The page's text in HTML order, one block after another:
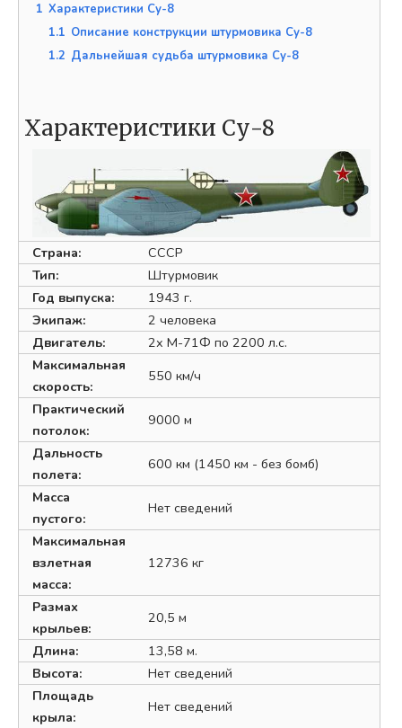
1 Характеристики Су-8
1.1 Описание конструкции штурмовика Су-8
1.2 Дальнейшая судьба штурмовика Су-8
Характеристики Су-8
Страна:
СССР
Тип:
Штурмовик
Год выпуска:
1943 г.
Экипаж:
2 человека
Двигатель:
2х М-71Ф по 2200 л.с.
Максимальная
скорость:
550 км/ч
Практический
потолок:
9000 м
Дальность
полета:
600 км (1450 км - без бомб)
Масса
пустого:
Нет сведений
Максимальная
взлетная
масса:
12736 кг
Размах
крыльев:
20,5 м
Длина:
13,58 м.
Высота:
Нет сведений
Площадь
крыла:
Нет сведений